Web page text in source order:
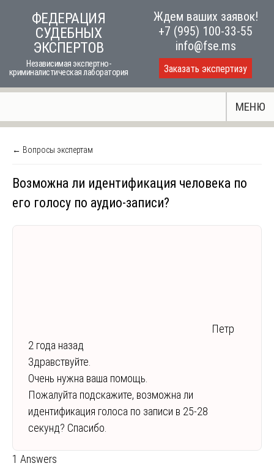
ФЕДЕРАЦИЯ
СУДЕБНЫХ
ЭКСПЕРТОВ
Независимая экспертно-
криминалистическая лаборатория
Ждем ваших заявок!
+7 (995) 100-33-55
info@fse.ms
Заказать экспертизу
МЕНЮ
← Вопросы экспертам
Возможна ли идентификация человека по
его голосу по аудио-записи?
Петр
2 года назад
Здравствуйте.
Очень нужна ваша помощь.
Пожалуйта подскажите, возможна ли
идентификация голоса по записи в 25-28
секунд? Спасибо.
1 Answers